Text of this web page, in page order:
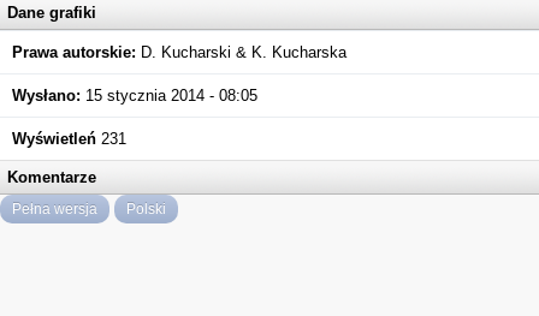
Dane grafiki
Prawa autorskie: D. Kucharski & K. Kucharska
Wysłano: 15 stycznia 2014 - 08:05
Wyświetleń 231
Komentarze
Pełna wersja Polski